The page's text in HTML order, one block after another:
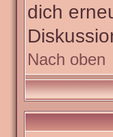
dich
Nach oben